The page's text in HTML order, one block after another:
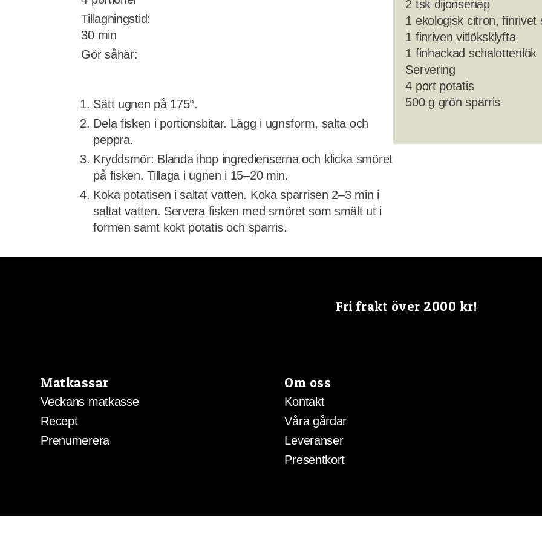
Tillagningstid:
30 min
Gör såhär:
Sätt ugnen på 175°.
Dela fisken i portionsbitar. Lägg i ugnsform, salta och
peppra.
Kryddsmör: Blanda ihop ingredienserna och klicka smöret
på fisken. Tillaga i ugnen i 15–20 min.
Koka potatisen i saltat vatten. Koka sparrisen 2–3 min i
saltat vatten. Servera fisken med smöret som smält ut i
formen samt kokt potatis och sparris.
2 tsk dijonsenap
1 ekologisk citron, finrivet
1 finriven vitlöksklyfta
1 finhackad schalottenlök
Servering
4 port potatis
500 g grön sparris
Fri frakt över 2000 kr!
Matkassar
Veckans matkasse
Recept
Prenumerera
Om oss
Kontakt
Våra gårdar
Leveranser
Presentkort